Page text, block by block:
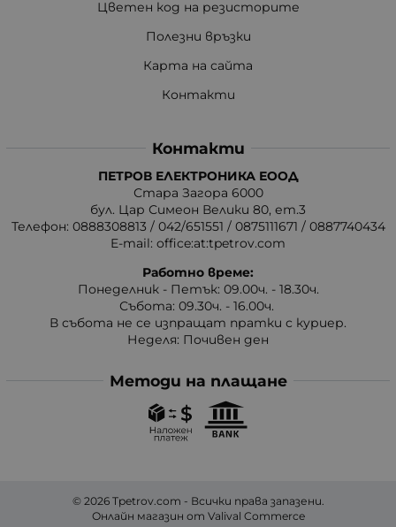
Цветен код на резисторите
Полезни връзки
Карта на сайта
Контакти
Контакти
ПЕТРОВ ЕЛЕКТРОНИКА ЕООД
Стара Загора 6000
бул. Цар Симеон Велики 80, ет.3
Телефон: 0888308813 / 042/651551 / 0875111671 / 0887740434
E-mail: office:at:tpetrov.com
Работно време:
Понеделник - Петък: 09.00ч. - 18.30ч.
Събота: 09.30ч. - 16.00ч.
В събота не се изпращат пратки с куриер.
Неделя: Почивен ден
Методи на плащане
© 2026 Tpetrov.com - Всички права запазени.
Онлайн магазин от Valival Commerce